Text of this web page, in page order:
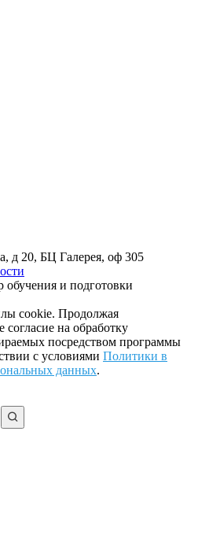
д 20, БЦ Галерея, оф 305
и подготовки
cookie. Продолжая
согласие на обработку
посредством программы
с условиями Политики в
данных.